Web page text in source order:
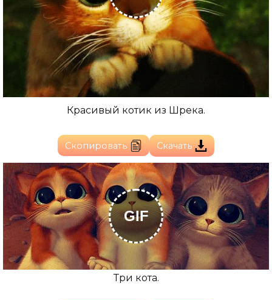
Красивый котик из Шрека.
Скопировать Скачать
GIF
Три кота.